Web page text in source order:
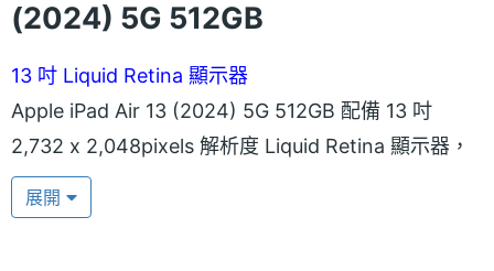
(2024) 5G 512GB
13 吋 Liquid Retina 顯示器
Apple iPad Air 13 (2024) 5G 512GB 配備 13 吋
2,732 x 2,048pixels 解析度 Liquid Retina 顯示器，
擁有 600nits 螢幕亮度，具備廣色域 (P3)，支援原彩
顯示技術，提供更舒適的視覺表現；機身採用 100%
展開